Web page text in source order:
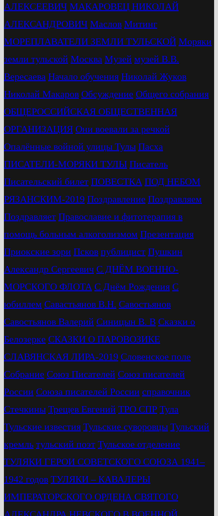
АЛЕКСЕЕВИЧ МАКАРОВЕЦ НИКОЛАЙ
АЛЕКСАНДРОВИЧ Маслов Митинг
МОРЕПЛАВАТЕЛИ ЗЕМЛИ ТУЛЬСКОЙ Моряки
земли тульской Москва Музей музей В.В.
Вересаева Начало обучения Николай Жуков
Николай Макаров Обсуждение Общего собрания
ОБЩЕРОССИЙСКАЯ ОБЩЕСТВЕННАЯ
ОРГАНИЗАЦИЯ Они воевали за речкой
Опалённые войной улицы Тулы Пасха
ПИСАТЕЛИ-МОРЯКИ ТУЛЫ Писатель
Писательский билет ПОВЕСТКА ПОД НЕБОМ
РЯЗАНСКИМ-2019 Поздравление Поздравляем
Поздравляет Православие и фитотерапия в
помощь больным алкоголизмом Презентация
Приокские зори Псков публицист Пушкин
Александр Сергеевич С ДНЁМ ВОЕННО-
МОРСКОГО ФЛОТА С Днём Рождения С
юбиллем Савастьянов В.Н. Савостьянов
Савостьянов Валерий Синицын В. В Сказки о
Белозерке СКАЗКИ О ПАРОВОЗИКЕ
СЛАВЯНСКАЯ ЛИРА-2019 Словенское поле
Собрание Союз Писателей Союз писателей
России Союза писателей России справочник
Стечкины Трещев Евгений ТРО СПР Тула
Тульские известия Тульские суворовцы Тульский
кремль тульский поэт Тульское отделение
ТУЛЯКИ ГЕРОИ СОВЕТСКОГО СОЮЗА 1941–
1942 годов ТУЛЯКИ – КАВАЛЕРЫ
ИМПЕРАТОРСКОГО ОРДЕНА СВЯТОГО